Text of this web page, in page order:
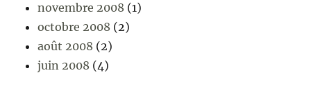
novembre 2008 (1)
octobre 2008 (2)
août 2008 (2)
juin 2008 (4)